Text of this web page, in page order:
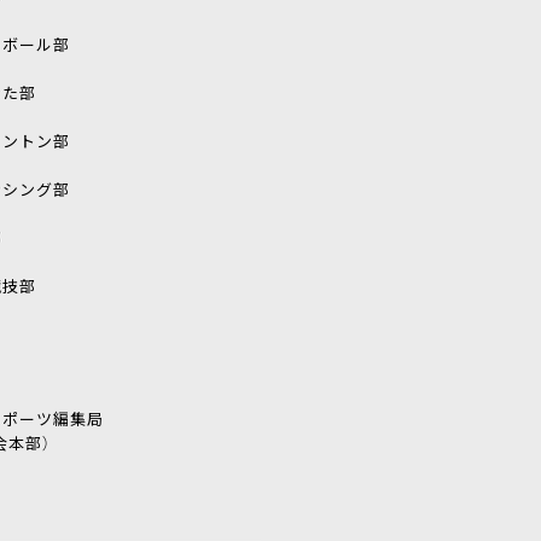
ール部
部
トン部
ング部
部
ーツ編集局
本部）